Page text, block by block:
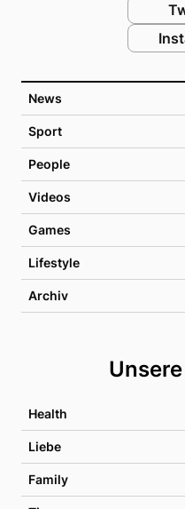
News
Sport
People
Videos
Games
Lifestyle
Archiv
Health
Liebe
Family